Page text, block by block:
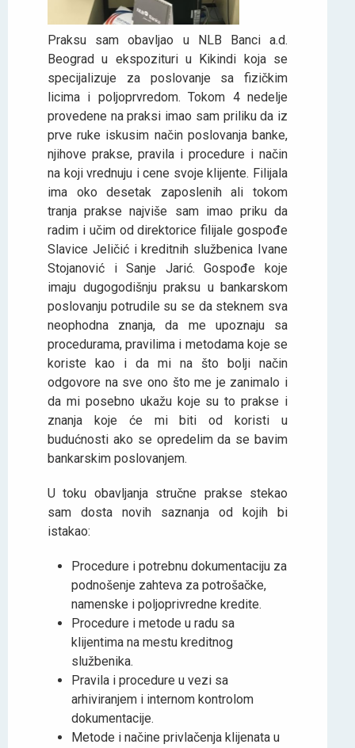
Praksu sam obavljao u NLB Banci a.d.
Beograd u ekspozituri u Kikindi koja se
specijalizuje za poslovanje sa fizičkim
licima i poljoprvredom. Tokom 4 nedelje
provedene na praksi imao sam priliku da iz
prve ruke iskusim način poslovanja banke,
njihove prakse, pravila i procedure i način
na koji vrednuju i cene svoje klijente. Filijala
ima oko desetak zaposlenih ali tokom
tranja prakse najviše sam imao priku da
radim i učim od direktorice filijale gospođe
Slavice Jeličić i kreditnih službenica Ivane
Stojanović i Sanje Jarić. Gospođe koje
imaju dugogodišnju praksu u bankarskom
poslovanju potrudile su se da steknem sva
neophodna znanja, da me upoznaju sa
procedurama, pravilima i metodama koje se
koriste kao i da mi na što bolji način
odgovore na sve ono što me je zanimalo i
da mi posebno ukažu koje su to prakse i
znanja koje će mi biti od koristi u
budućnosti ako se opredelim da se bavim
bankarskim poslovanjem.
U toku obavljanja stručne prakse stekao
sam dosta novih saznanja od kojih bi
istakao:
Procedure i potrebnu dokumentaciju za
podnošenje zahteva za potrošačke,
namenske i poljoprivredne kredite.
Procedure i metode u radu sa
klijentima na mestu kreditnog
službenika.
Pravila i procedure u vezi sa
arhiviranjem i internom kontrolom
dokumentacije.
Metode i načine privlačenja klijenata u